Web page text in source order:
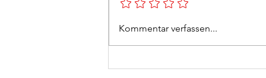
Feuerlöscherüberprüfung
2026
Kommentar verfassen...